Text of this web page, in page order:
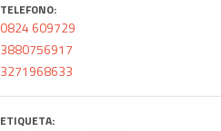
TELEFONO:
0824 609729
3880756917
3271968633
ETIQUETA: